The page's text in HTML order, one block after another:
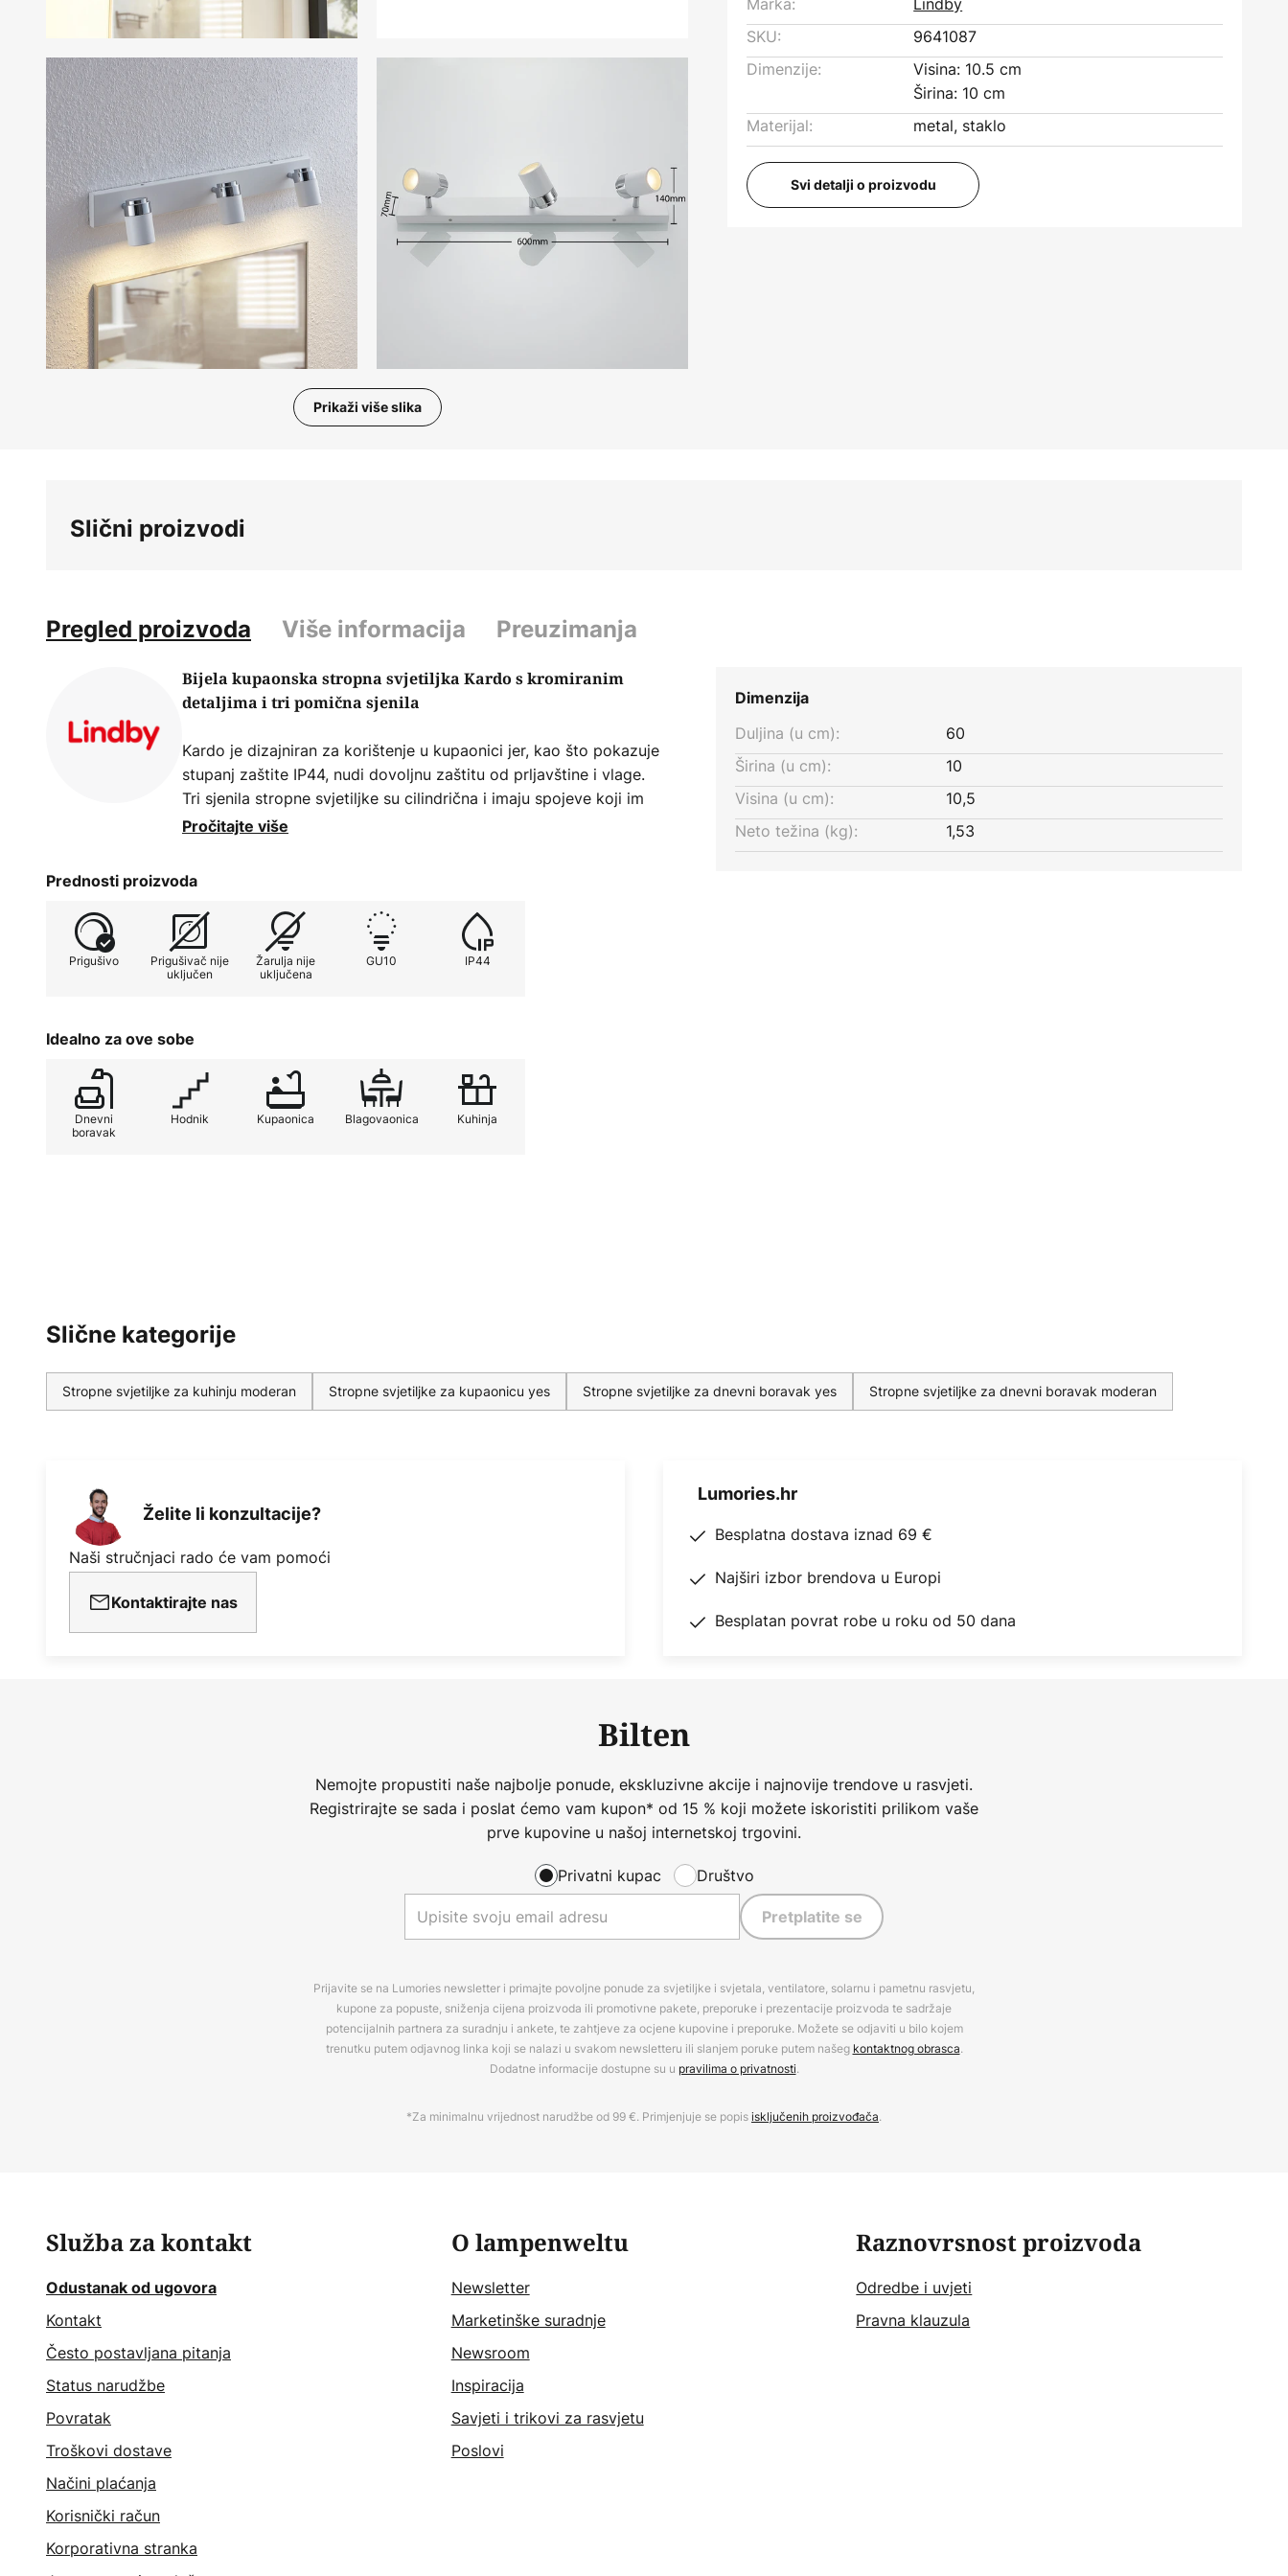
Prikaži više slika
SKU:
9641087
Dimenzije:
Visina: 10.5 cm
Širina: 10 cm
Materijal:
metal, staklo
Svi detalji o proizvodu
Slični proizvodi
Pregled proizvoda Više informacija Preuzimanja
Bijela kupaonska stropna svjetiljka Kardo s kromiranim
detaljima i tri pomična sjenila
Kardo je dizajniran za korištenje u kupaonici jer, kao što pokazuje
stupanj zaštite IP44, nudi dovoljnu zaštitu od prljavštine i vlage.
Tri sjenila stropne svjetiljke su cilindrična i imaju spojeve koji im
omogućuju podešavanje. Izgled s bijelom površinom i kromiranim
kombinirati s modernim izgledom.
Pročitajte više
Prednosti proizvoda
Prigušivo
Prigušivač nije
uključen
Žarulja nije
uključena
GU10 IP44
Idealno za ove sobe
Dnevni
boravak
Hodnik Kupaonica Blagovaonica Kuhinja
Dimenzija
Duljina (u cm):
60
Širina (u cm):
10
Visina (u cm):
10,5
Neto težina (kg):
1,53
Slične kategorije
Stropne svjetiljke za kuhinju moderan Stropne svjetiljke za kupaonicu yes Stropne svjetiljke za dnevni boravak yes Stropne svjetiljke za dnevni boravak moderan
Želite li konzultacije?
Naši stručnjaci rado će vam pomoći
Kontaktirajte nas
Lumories.hr
Besplatna dostava iznad 69 €
Najširi izbor brendova u Europi
Besplatan povrat robe u roku od 50 dana
Bilten
Nemojte propustiti naše najbolje ponude, ekskluzivne akcije i najnovije trendove u rasvjeti.
Registrirajte se sada i poslat ćemo vam kupon* od 15 % koji možete iskoristiti prilikom vaše
prve kupovine u našoj internetskoj trgovini.
Privatni kupac Društvo
Pretplatite se
Prijavite se na Lumories newsletter i primajte povoljne ponude za svjetiljke i svjetala, ventilatore, solarnu i pametnu rasvjetu,
kupone za popuste, sniženja cijena proizvoda ili promotivne pakete, preporuke i prezentacije proizvoda te sadržaje
potencijalnih partnera za suradnju i ankete, te zahtjeve za ocjene kupovine i preporuke. Možete se odjaviti u bilo kojem
trenutku putem odjavnog linka koji se nalazi u svakom newsletteru ili slanjem poruke putem našeg kontaktnog obrasca.
Dodatne informacije dostupne su u pravilima o privatnosti.
*Za minimalnu vrijednost narudžbe od 99 €. Primjenjuje se popisisključenih proizvođača.
Služba za kontakt
Odustanak od ugovora
Kontakt
Često postavljana pitanja
Status narudžbe
Povratak
Troškovi dostave
Načini plaćanja
Korisnički račun
Korporativna stranka
O lampenweltu
Newsletter
Marketinške suradnje
Newsroom
Inspiracija
Savjeti i trikovi za rasvjetu
Poslovi
Raznovrsnost proizvoda
Odredbe i uvjeti
Pravna klauzula